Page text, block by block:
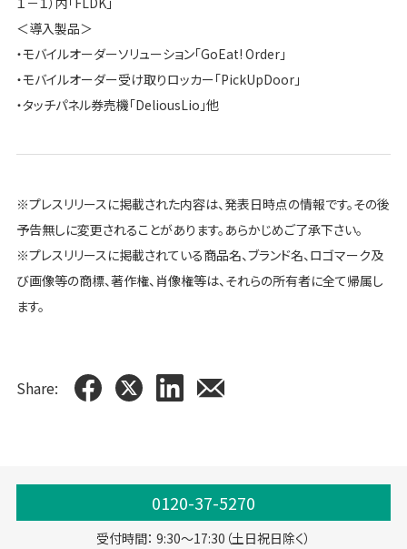
＜導入製品＞
・モバイルオーダーソリューション「GoEat! Order」
・モバイルオーダー受け取りロッカー「PickUpDoor」
・タッチパネル券売機「DeliousLio」他
※プレスリリースに掲載された内容は、発表日時点の情報です。その後
予告無しに変更されることがあります。あらかじめご了承下さい。
※プレスリリースに掲載されている商品名、ブランド名、ロゴマーク及
び画像等の商標、著作権、肖像権等は、それらの所有者に全て帰属し
ます。
Share:
0120-37-5270
受付時間： 9:30～17:30（土日祝日除く）